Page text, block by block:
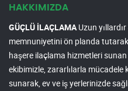
HAKKIMIZDA
GÜÇLÜ İLAÇLAMAUzun
memnuniyetini ön planda
haşere ilaçlama hizmetleri
ekibimizle, zararlılarla
sunarak, ev ve iş yerlerinizde